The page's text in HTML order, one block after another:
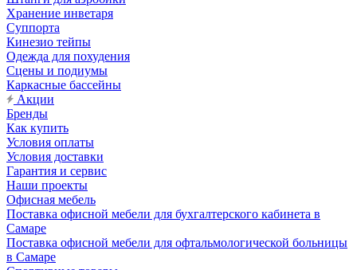
Хранение инветаря
Суппорта
Кинезио тейпы
Одежда для похудения
Сцены и подиумы
Каркасные бассейны
Акции
Бренды
Как купить
Условия оплаты
Условия доставки
Гарантия и сервис
Наши проекты
Офисная мебель
Поставка офисной мебели для бухгалтерского кабинета в
Самаре
Поставка офисной мебели для офтальмологической больницы
в Самаре